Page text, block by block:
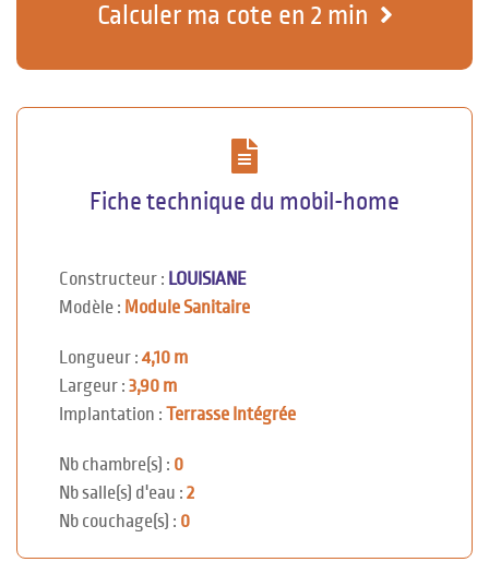
Calculer ma cote en 2 min
Fiche technique du mobil-home
Constructeur : LOUISIANE
Modèle : Module Sanitaire
Longueur : 4,10 m
Largeur : 3,90 m
Implantation : Terrasse Intégrée
Nb chambre(s) : 0
Nb salle(s) d'eau : 2
Nb couchage(s) : 0